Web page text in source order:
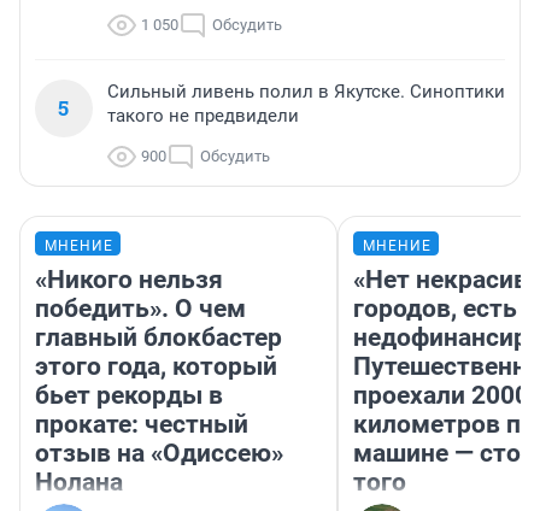
1 050 Обсудить
5
Сильный ливень полил в Якутске. Синоптики
такого не предвидели
900 Обсудить
МНЕНИЕ
«Никого нельзя
победить». О чем
главный блокбастер
этого года, который
бьет рекорды в
прокате: честный
отзыв на «Одиссею»
Нолана
МНЕНИЕ
«Нет
городов, есть
проехали 2000
километров по
машине —
того